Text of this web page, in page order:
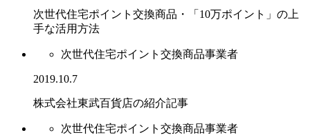
次世代住宅ポイント交換商品・「10万ポイント」の上
手な活用方法
次世代住宅ポイント交換商品事業者
2019.10.7
株式会社東武百貨店の紹介記事
次世代住宅ポイント交換商品事業者